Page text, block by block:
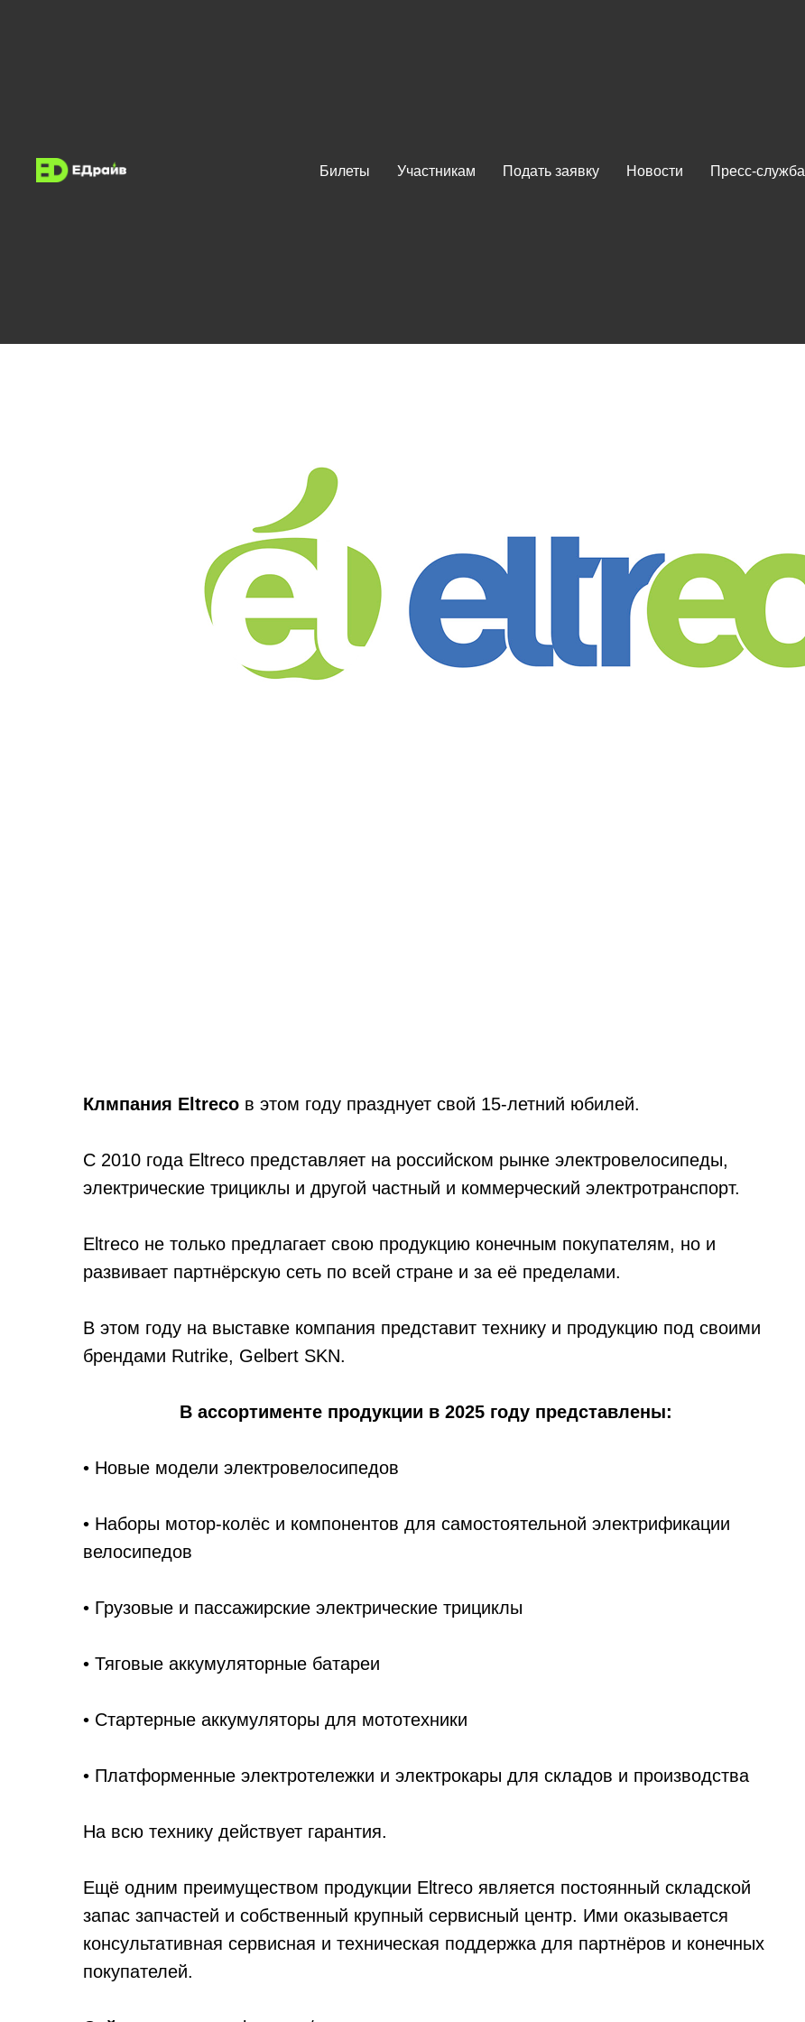
Билеты Участникам Подать заявку Новости Пресс-служба
Клмпания Eltreco в этом году празднует свой 15-летний юбилей.
С 2010 года Eltreco представляет на российском рынке электровелосипеды,
электрические трициклы и другой частный и коммерческий электротранспорт.
Eltreco не только предлагает свою продукцию конечным покупателям, но и
развивает партнёрскую сеть по всей стране и за её пределами.
В этом году на выставке компания представит технику и продукцию под своими
брендами Rutrike, Gelbert SKN.
В ассортименте продукции в 2025 году представлены:
• Новые модели электровелосипедов
• Наборы мотор-колёс и компонентов для самостоятельной электрификации
велосипедов
• Грузовые и пассажирские электрические трициклы
• Тяговые аккумуляторные батареи
• Стартерные аккумуляторы для мототехники
• Платформенные электротележки и электрокары для складов и производства
На всю технику действует гарантия.
Ещё одним преимуществом продукции Eltreco является постоянный складской
запас запчастей и собственный крупный сервисный центр. Ими оказывается
консультативная сервисная и техническая поддержка для партнёров и конечных
покупателей.